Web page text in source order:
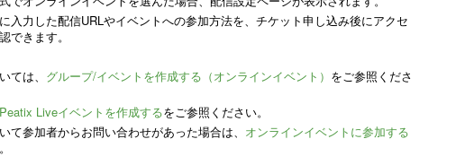
入力した配信URLやイベントへの参加方法を、チケット申し込み後にアクセ
できます。
ては、 グループ/イベントを作成する（オンラインイベント） をご参照くださ
Peatix Liveイベントを作成するをご参照ください。
参加者からお問い合わせがあった場合は、 オンラインイベントに参加する